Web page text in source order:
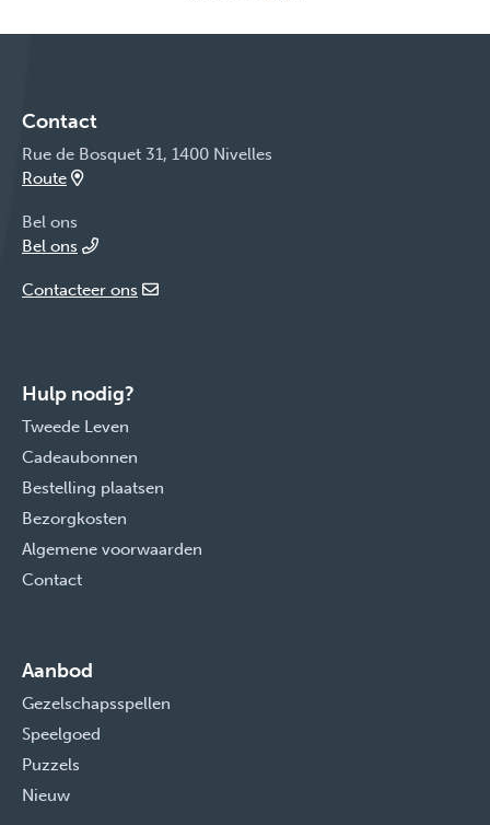
Contact
Rue de Bosquet 31, 1400 Nivelles
Route
Bel ons
Bel ons
Contacteer ons
Hulp nodig?
Tweede Leven
Cadeaubonnen
Bestelling plaatsen
Bezorgkosten
Algemene voorwaarden
Contact
Aanbod
Gezelschapsspellen
Speelgoed
Puzzels
Nieuw